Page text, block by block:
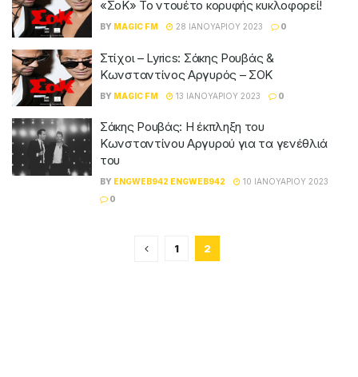
«ΣοΚ» Το ντουέτο κορυφής κυκλοφορεί!
BY MAGIC FM 28 ΙΑΝΟΥΑΡΊΟΥ 2023 0
Στίχοι – Lyrics: Σάκης Ρουβάς &
Κωνσταντίνος Αργυρός – ΣΟΚ
BY MAGIC FM 13 ΙΑΝΟΥΑΡΊΟΥ 2023 0
Σάκης Ρουβάς: Η έκπληξη του
Κωνσταντίνου Αργυρού για τα γενέθλιά
του
BY ENGWEB942 ENGWEB942
10 ΙΑΝΟΥΑΡΊΟΥ 2023
0
1 2